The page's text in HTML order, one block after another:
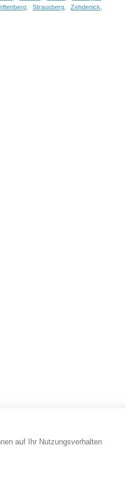
auf Ihr Nutzungsverhalten
Strausberg,
Zehdenick,